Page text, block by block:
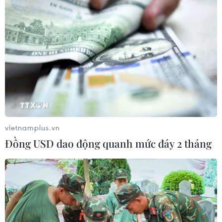
THỦY
Sở hữu trí tuệ
Quy định sử dụng
RSS
Hỗ trợ
Ngôn ngữ
TTXVN
Dịch vụ tin
Quảng cáo
Liên hệ
Giấy phép số: 1374/GP-BTTTT do Bộ Thông tin và Truyền thông
cấp ngày 11/9/2008.
Quảng cáo: Phó TBT Nguyễn Thị Tám: 093.5958688, Email:
tamvna@gmail.com
Điện thoại: (024) 39411349 - (024) 39411348, Fax: (024)
39411348
vietnamplus.vn
Đồng USD dao động quanh mức đáy 2 tháng